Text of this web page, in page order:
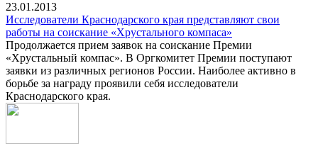
23.01.2013
Исследователи Краснодарского края представляют свои
работы на соискание «Хрустального компаса»
Продолжается прием заявок на соискание Премии
«Хрустальный компас». В Оргкомитет Премии поступают
заявки из различных регионов России. Наиболее активно в
борьбе за награду проявили себя исследователи
Краснодарского края.